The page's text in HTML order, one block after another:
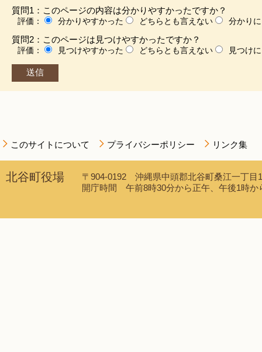
質問1：このページの内容は分かりやすかったですか？
評価： 分かりやすかった どちらとも言えない 分かり
質問2：このページは見つけやすかったですか？
評価： 見つけやすかった どちらとも言えない 見つけ
このサイトについて プライバシーポリシー リンク集
北谷町役場
〒904-0192 沖縄県中頭郡北谷町桑江一丁
開庁時間 午前8時30分から正午、午後1時か